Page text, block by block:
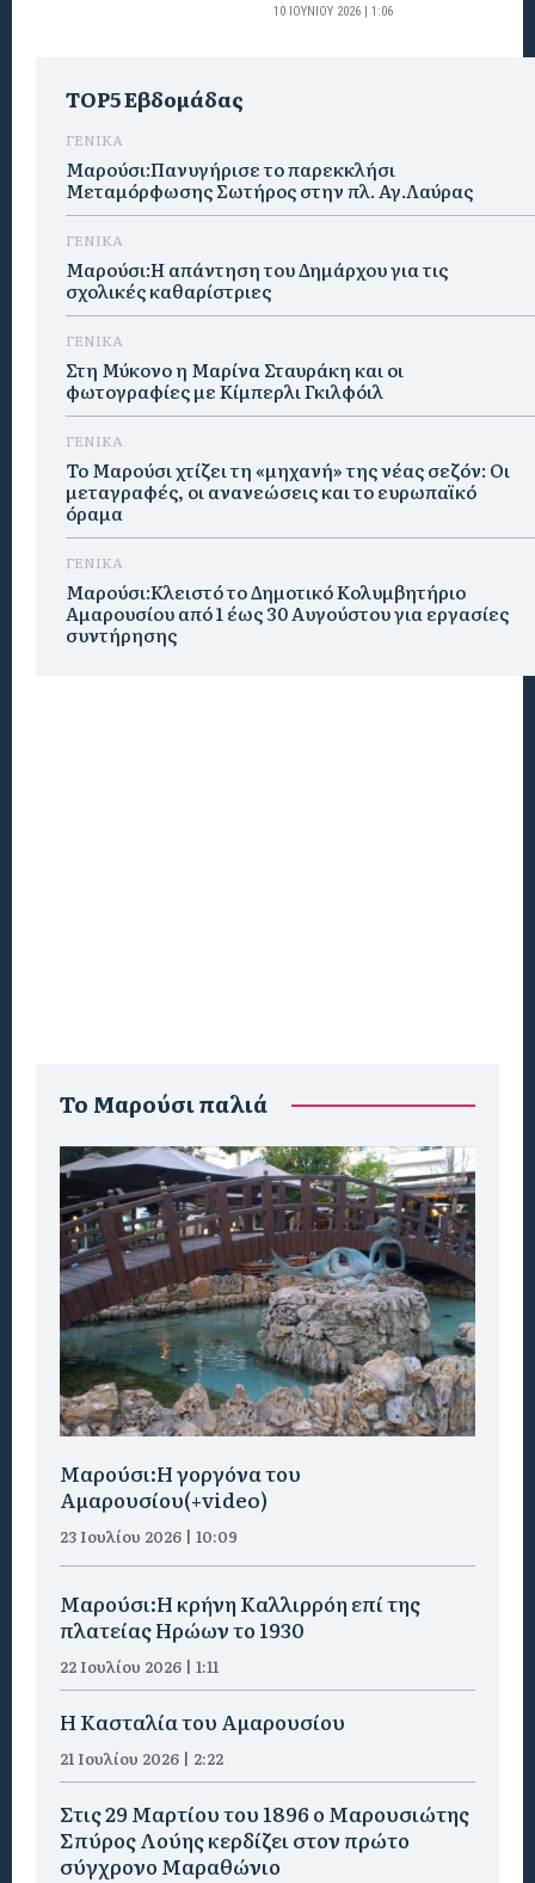
10 ΙΟΥΝΊΟΥ 2026 | 1:06
TOP5 Εβδομάδας
ΓΕΝΙΚΑ
Μαρούσι:Πανυγήρισε το παρεκκλήσι
Μεταμόρφωσης Σωτήρος στην πλ. Αγ.Λαύρας
ΓΕΝΙΚΑ
Μαρούσι:Η απάντηση του Δημάρχου για τις
σχολικές καθαρίστριες
ΓΕΝΙΚΑ
Στη Μύκονο η Μαρίνα Σταυράκη και οι
φωτογραφίες με Κίμπερλι Γκιλφόιλ
ΓΕΝΙΚΑ
Το Μαρούσι χτίζει τη «μηχανή» της νέας σεζόν: Οι
μεταγραφές, οι ανανεώσεις και το ευρωπαϊκό
όραμα
ΓΕΝΙΚΑ
Μαρούσι:Κλειστό το Δημοτικό Κολυμβητήριο
Αμαρουσίου από 1 έως 30 Αυγούστου για εργασίες
συντήρησης
To Μαρούσι παλιά
Μαρούσι:H γοργόνα του
Αμαρουσίου(+video)
23 Ιουλίου 2026 | 10:09
Μαρούσι:Η κρήνη Καλλιρρόη επί της
πλατείας Ηρώων το 1930
22 Ιουλίου 2026 | 1:11
Η Κασταλία του Αμαρουσίου
21 Ιουλίου 2026 | 2:22
Στις 29 Μαρτίου του 1896 ο Μαρουσιώτης
Σπύρος Λούης κερδίζει στον πρώτο
σύγχρονο Μαραθώνιο